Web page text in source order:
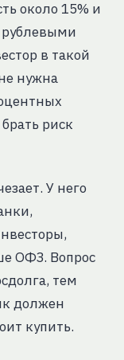
около 15% и
в такой
нужна
риск
У него
ОФЗ. Вопрос
тем
должен
купить.